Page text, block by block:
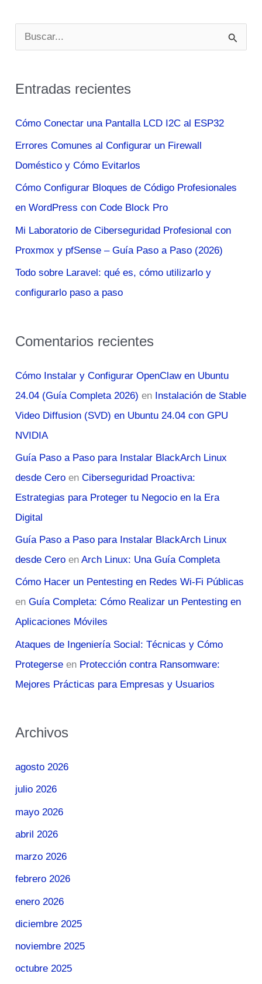
u
c
p
o
r
:
Entradas recientes
Cómo Conectar una Pantalla LCD I2C al ESP32
Errores Comunes al Configurar un Firewall
Doméstico y Cómo Evitarlos
Cómo Configurar Bloques de Código Profesionales
en WordPress con Code Block Pro
Mi Laboratorio de Ciberseguridad Profesional con
Proxmox y pfSense – Guía Paso a Paso (2026)
Todo sobre Laravel: qué es, cómo utilizarlo y
configurarlo paso a paso
Comentarios recientes
Cómo Instalar y Configurar OpenClaw en Ubuntu
24.04 (Guía Completa 2026) en Instalación de Stable
Video Diffusion (SVD) en Ubuntu 24.04 con GPU
NVIDIA
Guía Paso a Paso para Instalar BlackArch Linux
desde Cero enCiberseguridad Proactiva:
Estrategias para Proteger tu Negocio en la Era
Digital
Guía Paso a Paso para Instalar BlackArch Linux
desde Cero enArch Linux: Una Guía Completa
Cómo Hacer un Pentesting en Redes Wi-Fi Públicas
enGuía Completa: Cómo Realizar un Pentesting en
Aplicaciones Móviles
Ataques de Ingeniería Social: Técnicas y Cómo
Protegerse en Protección contra Ransomware:
Mejores Prácticas para Empresas y Usuarios
Archivos
agosto 2026
julio 2026
mayo 2026
abril 2026
marzo 2026
febrero 2026
enero 2026
diciembre 2025
noviembre 2025
octubre 2025